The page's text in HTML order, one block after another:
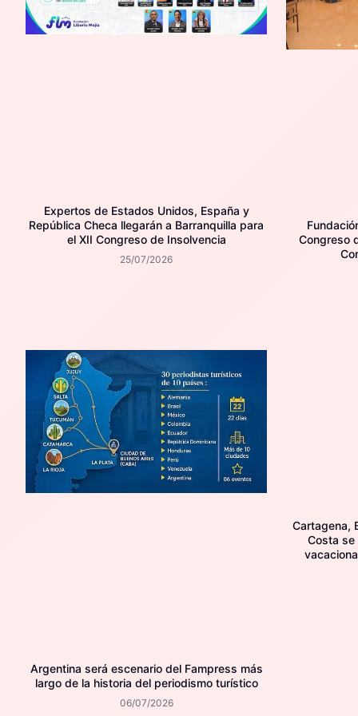
Expertos de Estados Unidos, España y
República Checa llegarán a Barranquilla para
el XII Congreso de Insolvencia
25/07/2026
Congreso
Argentina será escenario del Fampress más
largo de la historia del periodismo turístico
06/07/2026
Cartagena,
Costa se